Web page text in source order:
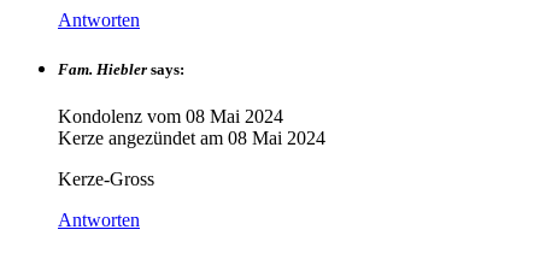
Antworten
Fam. Hiebler says:
Kondolenz vom 08 Mai 2024
Kerze angezündet am 08 Mai 2024
Kerze-Gross
Antworten